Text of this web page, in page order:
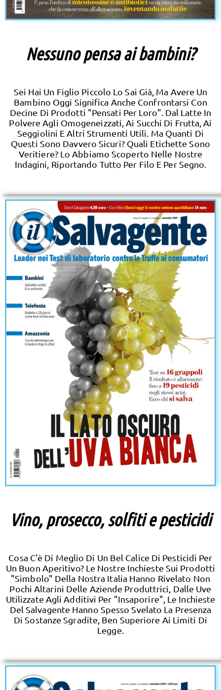
Nessuno pensa ai bambini?
Sei Hai Un Figlio Piccolo Lo Sai Già, Ma Avere Un
Bambino Oggi Significa Anche Confrontarsi Con
Decine Di Prodotti "pensati Per Loro". Dal Latte In
Polvere Agli Omogeneizzati, Ai Succhi Di Frutta, Ai
Seggiolini E Altri Strumenti Utili. Ma Quanti Di
Questi Sono Davvero Sicuri? Quali Etichette Sono
Veritiere? Lo Abbiamo Scoperto Nelle Nostre
Indagini, Riportando Tutto Per Filo E Per Segno.​
Vino, prosecco, solfiti e pesticidi
Cosa C'è Di Meglio Di Un Bel Calice Di Pesticidi Per
Un Buon Aperitivo? Le Nostre Inchieste Sui Prodotti
"simbolo" Della Nostra Italia Hanno Rivelato Non
Pochi Altarini Delle Aziende Produttrici, Dalle Uve
Utilizzate Agli Additivi Per "insaporire", Le Inchieste
Del Salvagente Hanno Spesso Svelato La Presenza
Di Sostanze Sgradite, Ben Superiore Ai Limiti Di
Legge.